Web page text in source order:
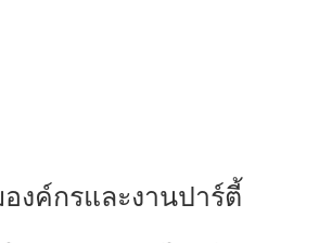
งค์กรและงานปาร์ตี้